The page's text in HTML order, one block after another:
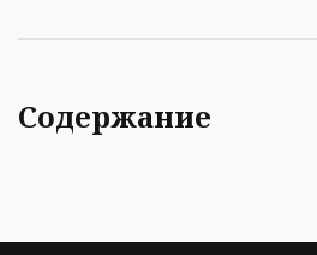
Содержание